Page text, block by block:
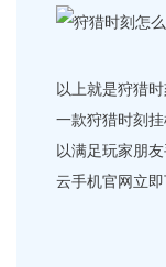
以上就是狩猎
一款狩猎时刻
以满足玩家朋
云手机官网立即